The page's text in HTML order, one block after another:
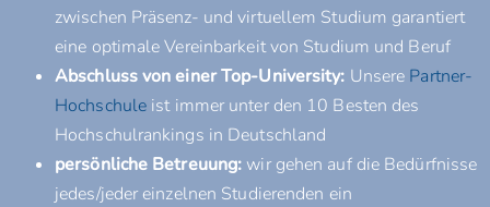
zwischen Präsenz- und virtuellem Studium garantiert
eine optimale Vereinbarkeit von Studium und Beruf
Abschluss von einer Top-University: Unsere Partner-
Hochschule ist immer unter den 10 Besten des
Hochschulrankings in Deutschland
persönliche Betreuung: wir gehen auf die Bedürfnisse
jedes/jeder einzelnen Studierenden ein